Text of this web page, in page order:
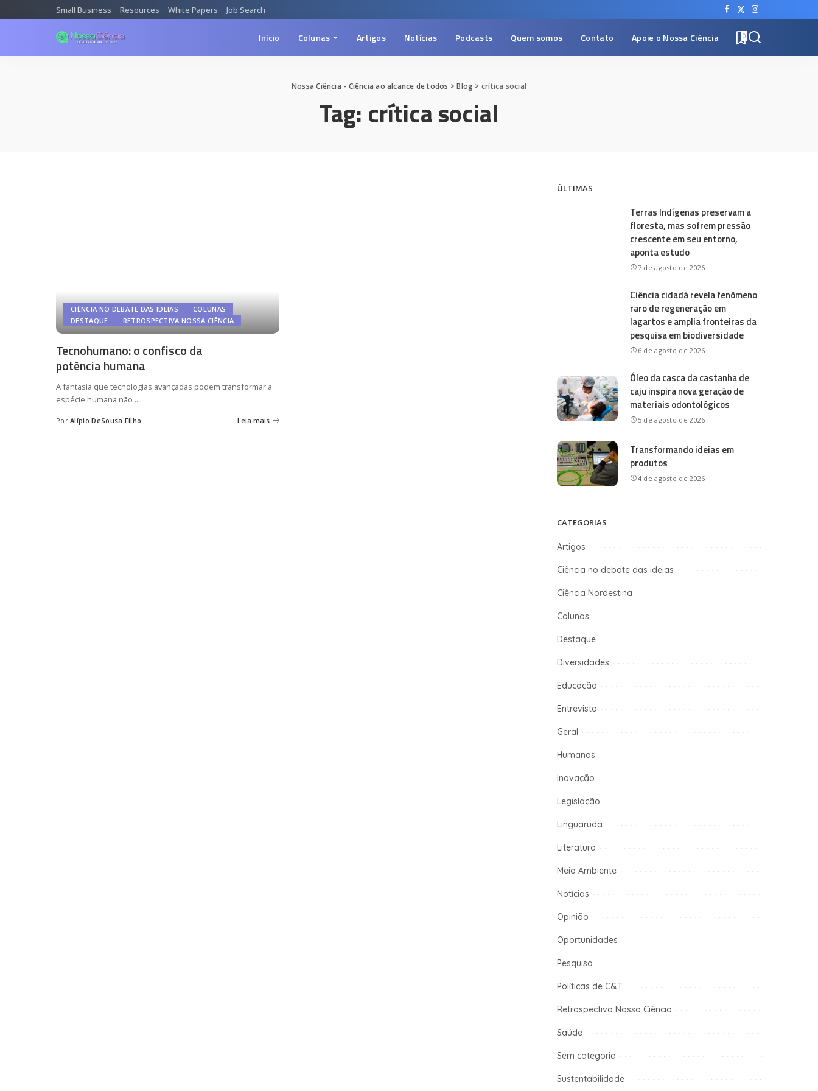
Small Business Resources White Papers Job Search
Início Colunas Artigos Notícias Podcasts Quem somos Contato Apoie o Nossa Ciência 0
Nossa Ciência - Ciência ao alcance de todos >Blog > crítica social
Tag: crítica social
CIÊNCIA NO DEBATE DAS IDEIAS
COLUNAS
DESTAQUE
RETROSPECTIVA NOSSA CIÊNCIA
Tecnohumano: o confisco da
potência humana
A fantasia que tecnologias avançadas podem transformar a
espécie humana não ...
Posted
Por Alípio DeSousa Filho Leia mais
ÚLTIMAS
Terras Indígenas preservam a
floresta, mas sofrem pressão
crescente em seu entorno,
aponta estudo
7 de agosto de 2026
Ciência cidadã revela fenômeno
raro de regeneração em
lagartos e amplia fronteiras da
pesquisa em biodiversidade
6 de agosto de 2026
Óleo da casca da castanha de
caju inspira nova geração de
materiais odontológicos
5 de agosto de 2026
Transformando ideias em
produtos
4 de agosto de 2026
CATEGORIAS
Artigos
Ciência no debate das ideias
Ciência Nordestina
Colunas
Destaque
Diversidades
Educação
Entrevista
Geral
Humanas
Inovação
Legislação
Linguaruda
Literatura
Meio Ambiente
Notícias
Opinião
Oportunidades
Pesquisa
Políticas de C&T
Retrospectiva Nossa Ciência
Saúde
Sem categoria
Sustentabilidade